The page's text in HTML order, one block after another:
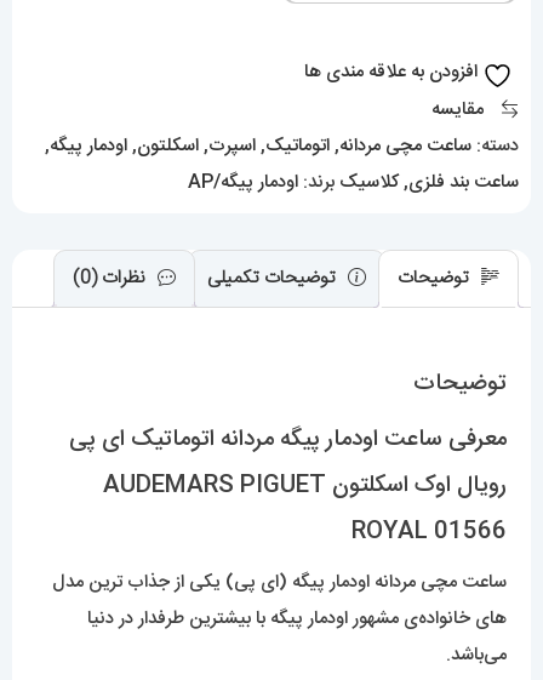
رویال
AUDEMARS
ROYAL
01566
افزودن به علاقه مندی ها
مقایسه
دسته: ساعت مچی مردانه,اتوماتیک,اسپرت,اسکلتون,اودمار پیگه,
ساعت بند فلزی,کلاسیک برند: اودمار پیگه/AP
توضیحات توضیحات تکمیلی نظرات (0)
توضیحات
معرفی ساعت اودمار پیگه مردانه اتوماتیک ای پی
رویال اوک اسکلتون AUDEMARS PIGUET
ROYAL 01566
ساعت مچی مردانه اودمار پیگه (ای پی) یکی از جذاب ترین مدل
های خانواده‌ی مشهور اودمار پیگه با بیشترین طرفدار در دنیا
می‌باشد.